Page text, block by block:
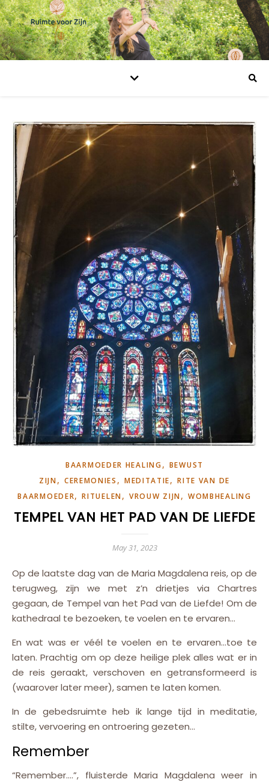
BAARMOEDER HEALING, BEWUST
ZIJN, CEREMONIES , MEDITATIE,RITE VAN DE
BAARMOEDER,RITUELEN, VROUW ZIJN, WOMBHEALING
TEMPEL VAN HET PAD VAN DE LIEFDE
May 31, 2023
Op de laatste dag van de Maria Magdalena reis, op de
terugweg, zijn we met z’n drietjes via Chartres
gegaan, de Tempel van het Pad van de Liefde! Om de
kathedraal te bezoeken, te voelen en te ervaren…
Enwat was er véél te voelen en te ervaren…toe te
laten. Prachtig om op deze heilige plek alles wat er in
de reis geraakt, verschoven en getransformeerd is
(waarover later meer), samen te laten komen.
In de gebedsruimte heb ik lange tijd in meditatie,
stilte, vervoering en ontroering gezeten…
Remember
“Remember….”, fluisterde Maria Magdalena weer in